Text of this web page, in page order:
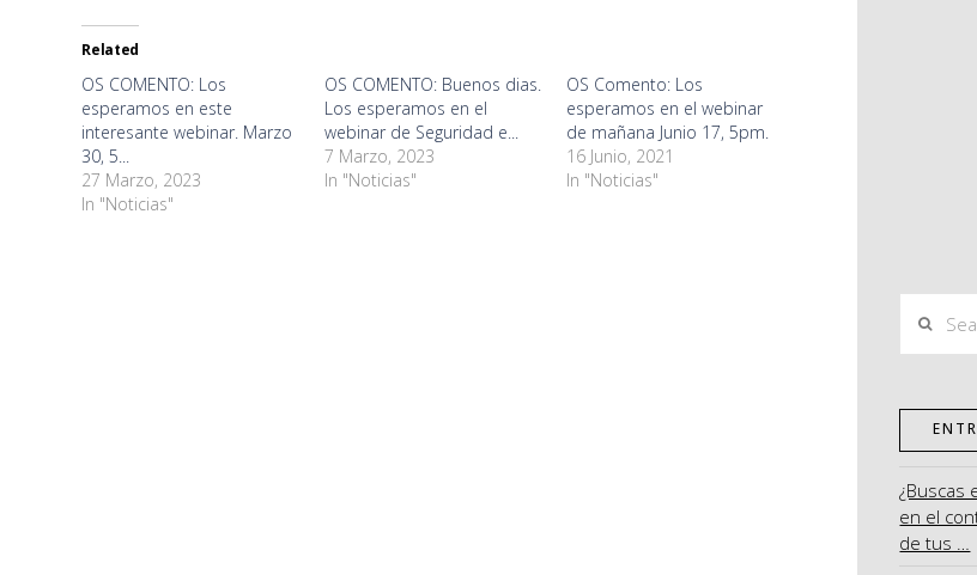
in
new
window)
Related
OS COMENTO: Los
esperamos en este
interesante webinar. Marzo
30, 5...
27 Marzo, 2023
In "Noticias"
OS COMENTO: Buenos dias.
Los esperamos en el
webinar de Seguridad e...
7 Marzo, 2023
In "Noticias"
OS Comento: Los
esperamos en el webinar
de mañana Junio 17, 5pm.
16 Junio, 2021
In "Noticias"
¿Buscas
en el
de tus …